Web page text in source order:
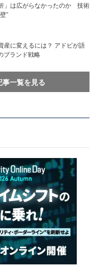
」は広がらなかったのか 技術
”
産に変えるには？ アドビが語
ブランド戦略
事一覧を見る